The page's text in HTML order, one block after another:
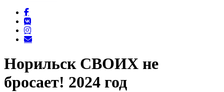
Норильск СВОИХ не
бросает! 2024 год